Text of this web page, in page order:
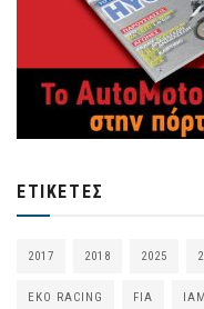
ΕΤΙΚΈΤΕΣ
2017 2018 2025
EKO RACING FIA